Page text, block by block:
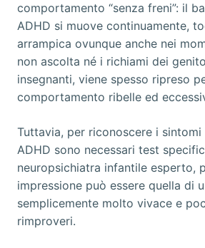
comportamento “senza freni”: il
ADHD si muove continuamente,
arrampica ovunque anche nei
non ascolta né i richiami dei
insegnanti, viene spesso ripreso
comportamento ribelle ed
Tuttavia, per riconoscere i
ADHD sono necessari test
neuropsichiatra infantile esperto,
impressione può essere quella di
semplicemente molto vivace e
rimproveri.